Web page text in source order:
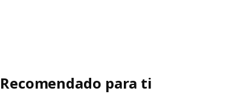
Recomendado para ti